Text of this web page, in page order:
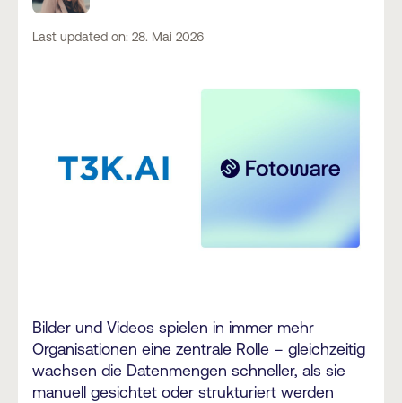
Last updated on: 28. Mai 2026
Bilder und Videos spielen in immer mehr
Organisationen eine zentrale Rolle – gleichzeitig
wachsen die Datenmengen schneller, als sie
manuell gesichtet oder strukturiert werden